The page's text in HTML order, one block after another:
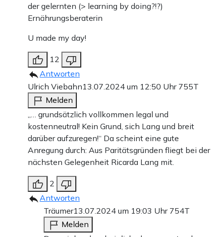
der gelernten (> learning by doing?!?)
Ernährungsberaterin
U made my day!
12
Antworten
Ulrich Viebahn13.07.2024 um 12:50 Uhr 755T
Melden
„… grundsätzlich vollkommen legal und
kostenneutral! Kein Grund, sich Lang und breit
darüber aufzuregen!“ Da scheint eine gute
Anregung durch: Aus Paritätsgründen fliegt bei der
nächsten Gelegenheit Ricarda Lang mit.
2
Antworten
Träumer13.07.2024 um 19:03 Uhr 754T
Melden